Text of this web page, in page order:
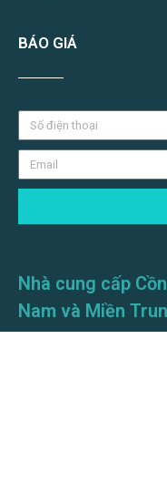
BÁO GIÁ
Nhà cung cấp
Nam và Miền